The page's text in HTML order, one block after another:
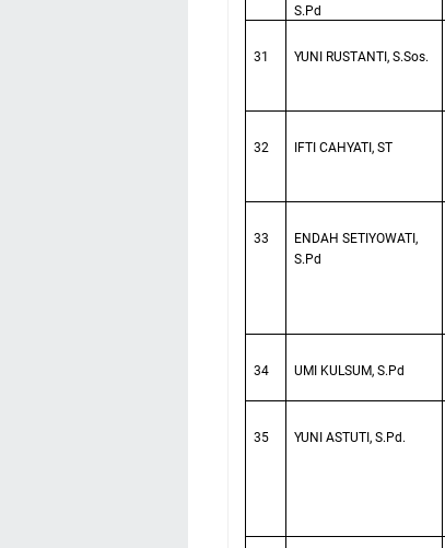
S.Pd
31 YUNI RUSTANTI, S.Sos.
32 IFTI CAHYATI, ST
33
ENDAH SETIYOWATI,
S.Pd
34 UMI KULSUM, S.Pd
35 YUNI ASTUTI, S.Pd.